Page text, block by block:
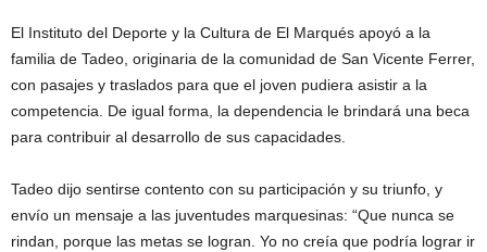
El Instituto del Deporte y la Cultura de El Marqués apoyó a la
familia de Tadeo, originaria de la comunidad de San Vicente Ferrer,
con pasajes y traslados para que el joven pudiera asistir a la
competencia. De igual forma, la dependencia le brindará una beca
para contribuir al desarrollo de sus capacidades.
Tadeo dijo sentirse contento con su participación y su triunfo, y
envío un mensaje a las juventudes marquesinas: “Que nunca se
rindan, porque las metas se logran. Yo no creía que podría lograr ir